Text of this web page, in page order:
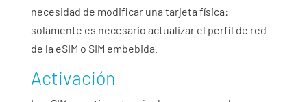
necesidad de modificar una tarjeta física:
solamente es necesario actualizar el perfil de red
de la eSIM o SIM embebida.
Activación